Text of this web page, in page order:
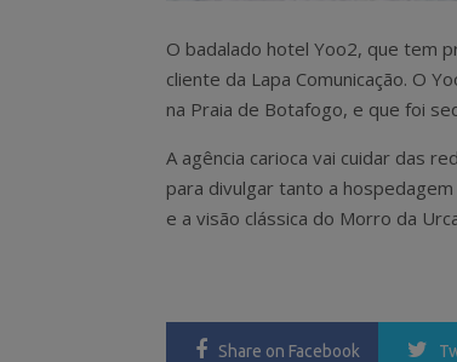
O badalado hotel Yoo2, que tem
cliente da Lapa Comunicação. O
na Praia de Botafogo, e que foi
A agência carioca vai cuidar das
para divulgar tanto a
e a visão clássica do Morro da
Share on Facebook